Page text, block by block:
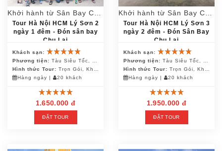
Tour Hà Nội HCM Lý Sơn 2
ngày 1 đêm - Đón sân bay
Chu Lai
Khách sạn:
Phương tiện: Tàu Siêu Tốc, Canô, Ô Tô, Xe Điện
Hình thức Tour: Trọn Gói, Khách Đoàn
Hàng ngày | 20 khách
1.650.000 đ
ĐẶT TOUR
Tour Hà Nội HCM Lý Sơn 3
ngày 2 đêm - Đón Sân Bay
Chu Lai
Khách sạn:
Phương tiện: Tàu Siêu Tốc, Canô, Ô Tô
Hình thức Tour: Trọn Gói, Khách Đoàn
Hàng ngày | 20 khách
1.950.000 đ
ĐẶT TOUR